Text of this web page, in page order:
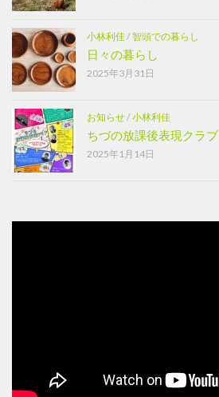
小林利佳/智頭での暮らし
日々の暮らし
2025年3月31日
お知らせ/小林利佳
ちづの放課後表現クラブ
2025年1月14日